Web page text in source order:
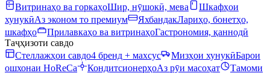
Витринаҳо ва горкаҳоШир, нӯшокӣ, мева
Шкафҳои
хунукӣАз эконом то премиум ЯхбандакЛариҳо, бонетҳо,
шкафҳо
Прилавкаҳо ва витринаҳоГастрономия, қаннодӣ
Таҷҳизоти савдо
Стеллажҳои савдо4 бренд + махсус Мизҳои хунукӣБарои
ошхонаи HoReCa
КондитсионерҳоАз рӯи масоҳат
Тамоми